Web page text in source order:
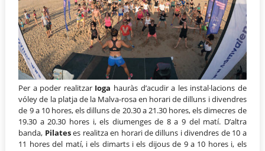
Per a poder realitzar Ioga hauràs d’acudir a les instal·lacions de
vóley de la platja de la Malva-rosa en horari de dilluns i divendres
de 9 a 10 hores, els dilluns de 20.30 a 21.30 hores, els dimecres de
19.30 a 20.30 hores i, els diumenges de 8 a 9 del matí. D’altra
banda, Pilateses realitza en horari de dilluns i divendres de 10 a
11 hores del matí, i els dimarts i els dijous de 9 a 10 hores i, els